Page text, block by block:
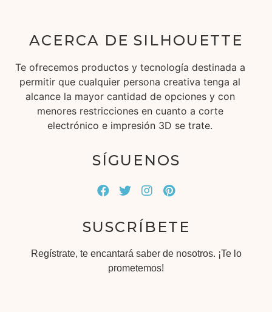
ACERCA DE SILHOUETTE
Te ofrecemos productos y tecnología destinada a
permitir que cualquier persona creativa tenga al
alcance la mayor cantidad de opciones y con
menores restricciones en cuanto a corte
electrónico e impresión 3D se trate.
SÍGUENOS
SUSCRÍBETE
Regístrate, te encantará saber de nosotros. ¡Te lo
prometemos!